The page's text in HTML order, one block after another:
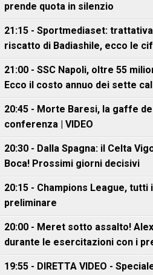
prende quota in silenzio
21:15 - Sportmediaset:
riscatto di Badiashile, ecco le
21:00 - SSC Napoli, oltre 55
Ecco il costo annuo dei sette
20:45 - Morte Baresi, la gaffe
conferenza | VIDEO
20:30 - Dalla Spagna: il Celta
Boca! Prossimi giorni decisivi
20:15 - Champions League,
preliminare
20:00 - Meret sotto assalto!
durante le esercitazioni con i
19:55 - DIRETTA VIDEO -